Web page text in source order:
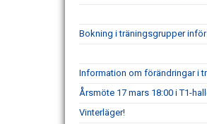
Bokning i träningsgrupper inför
Information om förändringar i
Årsmöte 17 mars 18:00 i T1-
Vinterläger!